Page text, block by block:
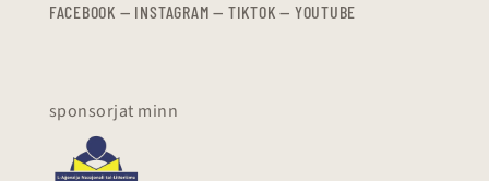
FACEBOOK — INSTAGRAM — TIKTOK — YOUTUBE
sponsorjat minn